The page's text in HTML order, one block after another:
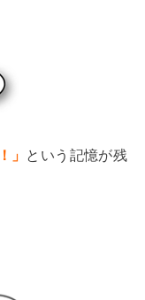
」 という記憶が残